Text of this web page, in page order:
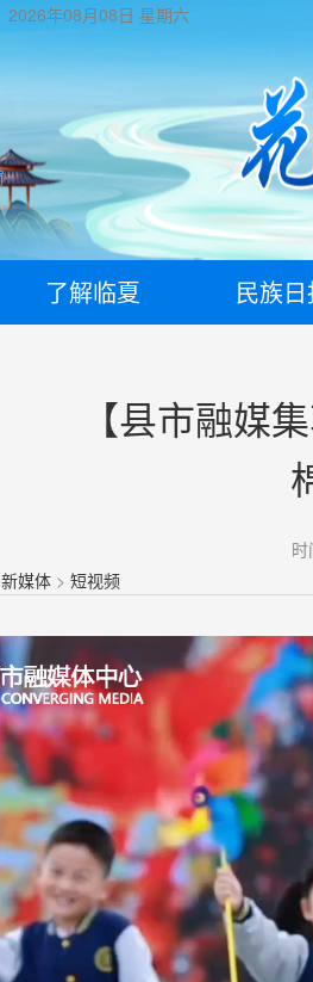
2026年08月08日 星期六
了解临夏 民族
【县市融媒
新媒体 > 短视频